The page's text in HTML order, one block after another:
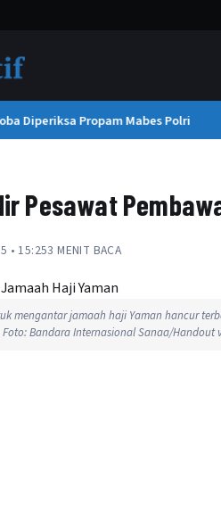
Diperiksa Propam Mabes Polri
Pesawat
• 15:253 MENIT BACA
mengantar jamaah haji Yaman hancur
Bandara Internasional Sanaa/Handout